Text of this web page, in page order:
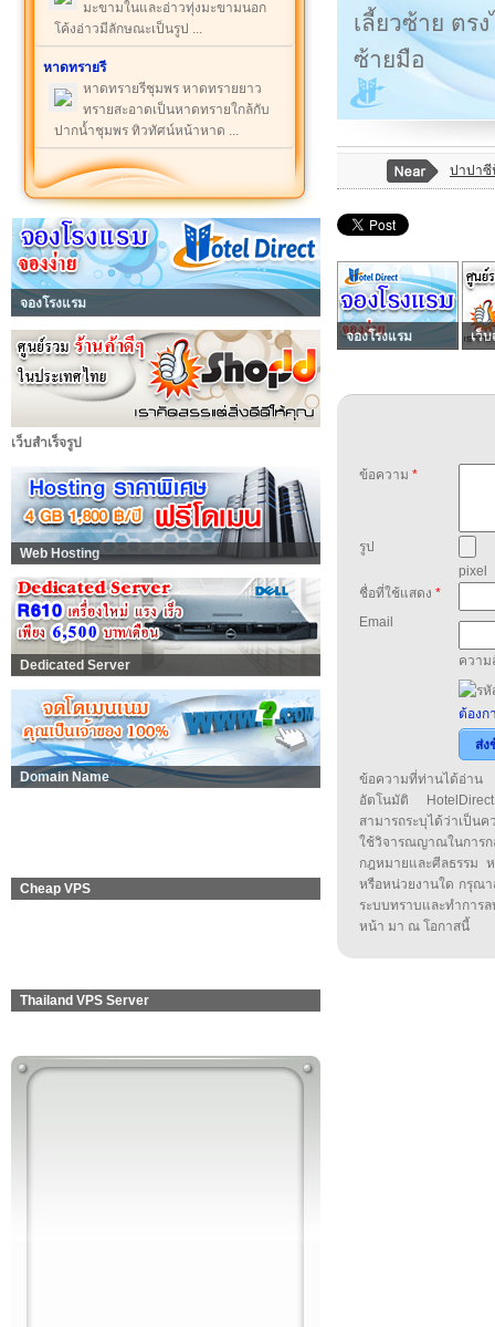
มะขามในและอ่าวทุ่งมะขามนอก
โค้งอ่าวมีลักษณะเป็นรูป ...
หาดทรายรี
หาดทรายรีชุมพร หาดทรายยาว
ทรายสะอาดเป็นหาดทรายใกล้กับ
ปากน้ำชุมพร ทิวทัศน์หน้าหาด ...
จองโรงแรม
เว็บสำเร็จรูป
Web Hosting
Dedicated Server
Domain Name
Cheap VPS
Thailand VPS Server
เลี้ยวซ้าย ตร
ซ้ายมือ
ปาปา
จองโรงแรม เว็บ
ข้อความ *
รูป
pixel
ชื่อที่ใช้แสดง *
Email
ความ
ต้องก
ส่ง
ข้อความที่ท่านได้อ่าน
อัตโนมัติ
สามารถระบุได้ว่าเป็น
ใช้วิจารณญาณในกา
กฎหมายและศีลธรรม
หรือหน่วยงานใด กรุณา
ระบบทราบและทำกา
หน้า มา ณ โอกาสนี้